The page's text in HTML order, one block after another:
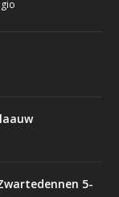
5-